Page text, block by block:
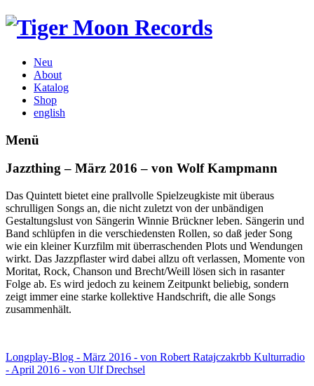
Neu
About
Katalog
Shop
english
Menü
Jazzthing – März 2016 – von Wolf Kampmann
Das Quintett bietet eine prallvolle Spielzeugkiste mit überaus
schrulligen Songs an, die nicht zuletzt von der unbändigen
Gestaltungslust von Sängerin Winnie Brückner leben. Sängerin und
Band schlüpfen in die verschiedensten Rollen, so daß jeder Song
wie ein kleiner Kurzfilm mit überraschenden Plots und Wendungen
wirkt. Das Jazzpflaster wird dabei allzu oft verlassen, Momente von
Moritat, Rock, Chanson und Brecht/Weill lösen sich in rasanter
Folge ab. Es wird jedoch zu keinem Zeitpunkt beliebig, sondern
zeigt immer eine starke kollektive Handschrift, die alle Songs
zusammenhält.
Longplay-Blog - März 2016 - von Robert Ratajczakrbb Kulturradio
- April 2016 - von Ulf Drechsel